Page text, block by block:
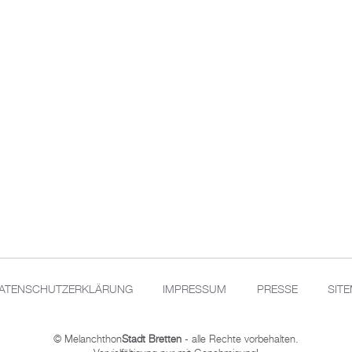
IMPRESSUM PRESSE
© MelanchthonStadt Bretten - alle Rechte vorbehalten.